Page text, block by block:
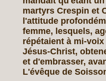
martyrs Crespin et
l'attitude
femme, lesquels,
répétaient à mi-
Jésus-Christ,
et d'embrasser,
L'évêque de